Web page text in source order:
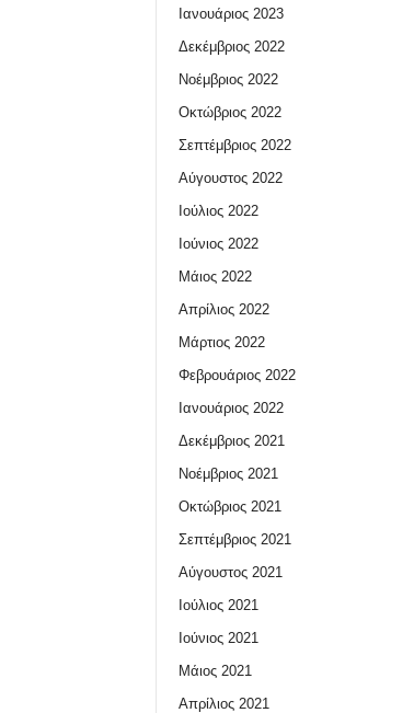
Ιανουάριος 2023
Δεκέμβριος 2022
Νοέμβριος 2022
Οκτώβριος 2022
Σεπτέμβριος 2022
Αύγουστος 2022
Ιούλιος 2022
Ιούνιος 2022
Μάιος 2022
Απρίλιος 2022
Μάρτιος 2022
Φεβρουάριος 2022
Ιανουάριος 2022
Δεκέμβριος 2021
Νοέμβριος 2021
Οκτώβριος 2021
Σεπτέμβριος 2021
Αύγουστος 2021
Ιούλιος 2021
Ιούνιος 2021
Μάιος 2021
Απρίλιος 2021